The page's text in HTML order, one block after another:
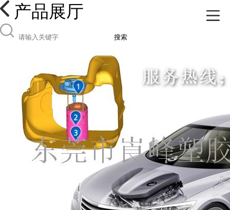
产品展厅
搜索